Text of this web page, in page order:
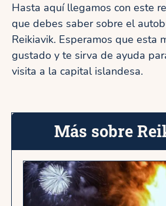
Hasta aquí llegamos con este
que debes saber sobre el
Reikiavik. Esperamos que esta
gustado y te sirva de ayuda
visita a la capital islandesa.
Más sobre